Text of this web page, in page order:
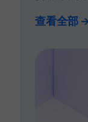
查看全部